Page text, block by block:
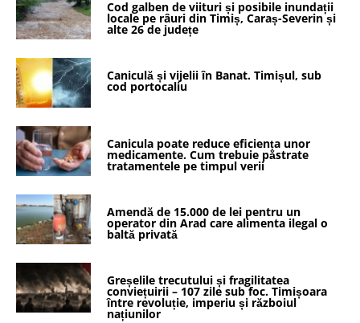
Cod galben de viituri și posibile inundații
locale pe râuri din Timiș, Caraș-Severin și
alte 26 de județe
Caniculă și vijelii în Banat. Timișul, sub
cod portocaliu
Canicula poate reduce eficiența unor
medicamente. Cum trebuie păstrate
tratamentele pe timpul verii
Amendă de 15.000 de lei pentru un
operator din Arad care alimenta ilegal o
baltă privată
Greșelile trecutului și fragilitatea
conviețuirii – 107 zile sub foc. Timișoara
între revoluție, imperiu și războiul
națiunilor